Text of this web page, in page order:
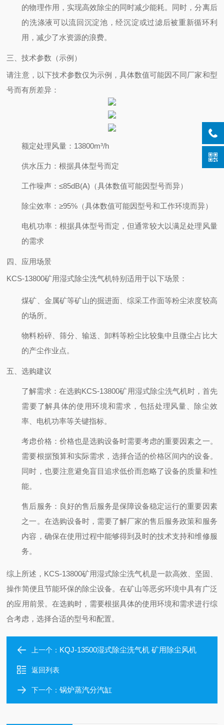
的物理作用，实现高效除尘的同时减少能耗。同时，分离后
的洗涤液可以流回沉淀池，经沉淀或过滤后被重新循环利
用，减少了水资源的浪费。
三、技术参数（示例）
请注意，以下技术参数仅为示例，具体数值可能因不同厂家和型
号而有所差异：
额定处理风量 ：13800m³/h
供水压力 ：根据具体型号而定
工作噪声 ：≤85dB(A)（具体数值可能因型号而异）
除尘效率 ：≥95%（具体数值可能因型号和工作环境而异）
电机功率 ：根据具体型号而定，但通常较大以满足处理风量
的需求
四、应用场景
KCS-13800矿用湿式除尘洗气机特别适用于以下场景：
煤矿、金属矿等矿山的掘进面、综采工作面等粉尘浓度较高
的场所。
物料粉碎、筛分、输送、卸料等粉尘比较集中且微尘占比大
的产尘作业点。
五、选购建议
了解需求 ：在选购KCS-13800矿用湿式除尘洗气机时，首先
需要了解具体的使用环境和需求，包括处理风量、除尘效
率、电机功率等关键指标。
考虑价格 ：价格也是选购设备时需要考虑的重要因素之一。
需要根据预算和实际需求，选择合适的价格区间内的设备。
同时，也要注意避免盲目追求低价而忽略了设备的质量和性
能。
售后服务 ：良好的售后服务是保障设备稳定运行的重要因素
之一。在选购设备时，需要了解厂家的售后服务政策和服务
内容，确保在使用过程中能够得到及时的技术支持和维修服
务。
综上所述，KCS-13800矿用湿式除尘洗气机是一款高效、坚固、
操作简便且节能环保的除尘设备。在矿山等恶劣环境中具有广泛
的应用前景。在选购时，需要根据具体的使用环境和需求进行综
合考虑，选择合适的型号和配置。
上一个： KQJ-13500湿式除尘洗气机 矿用除尘风机
返回列表
下一个：锅炉蒸汽分汽缸